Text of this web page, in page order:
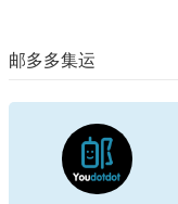
邮多多集运